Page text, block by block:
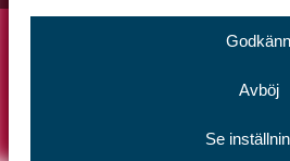
Godkänn
Avböj
Se